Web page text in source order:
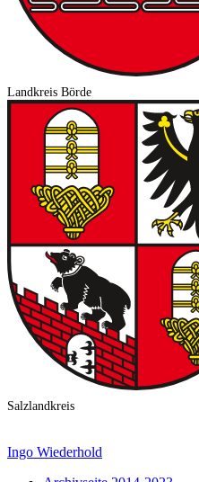
Landkreis Börde
Salzlandkreis
Ingo Wiederhold